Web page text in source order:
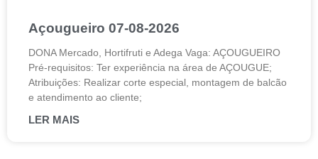
Açougueiro 07-08-2026
DONA Mercado, Hortifruti e Adega Vaga: AÇOUGUEIRO
Pré-requisitos: Ter experiência na área de AÇOUGUE;
Atribuições: Realizar corte especial, montagem de balcão
e atendimento ao cliente;
LER MAIS